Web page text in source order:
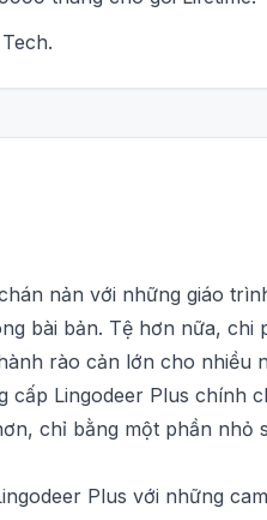
nản với những giáo
bài bản. Tệ hơn nữa, chi
rào cản lớn cho nhiều
Lingodeer Plus chính
chỉ bằng một phần nhỏ
Plus với những